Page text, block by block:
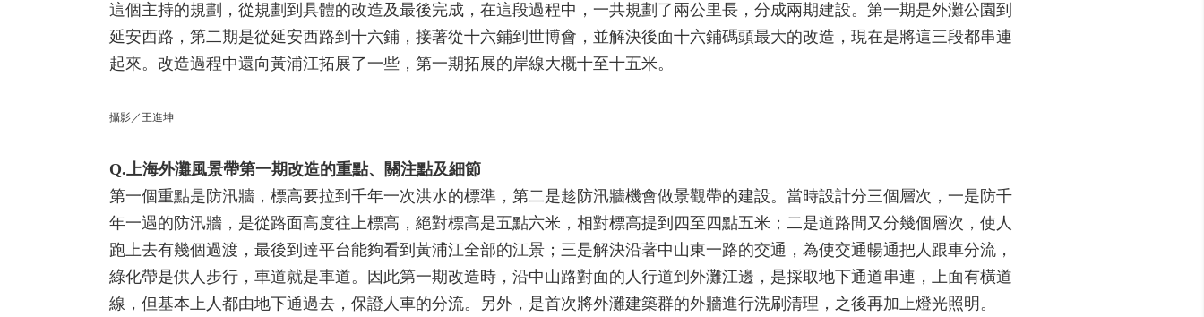
這個主持的規劃，從規劃到具體的改造及最後完成，在這段過程中，一共規劃了兩公里長，分成兩期建設。第一期是外灘公園到
延安西路，第二期是從延安西路到十六鋪，接著從十六鋪到世博會，並解決後面十六鋪碼頭最大的改造，現在是將這三段都串連
起來。改造過程中還向黃浦江拓展了一些，第一期拓展的岸線大概十至十五米。
攝影／王進坤
Q.上海外灘風景帶第一期改造的重點、關注點及細節
第一個重點是防汛牆，標高要拉到千年一次洪水的標準，第二是趁防汛牆機會做景觀帶的建設。當時設計分三個層次，一是防千
年一遇的防汛牆，是從路面高度往上標高，絕對標高是五點六米，相對標高提到四至四點五米；二是道路間又分幾個層次，使人
跑上去有幾個過渡，最後到達平台能夠看到黃浦江全部的江景；三是解決沿著中山東一路的交通，為使交通暢通把人跟車分流，
綠化帶是供人步行，車道就是車道。因此第一期改造時，沿中山路對面的人行道到外灘江邊，是採取地下通道串連，上面有橫道
線，但基本上人都由地下通過去，保證人車的分流。另外，是首次將外灘建築群的外牆進行洗刷清理，之後再加上燈光照明。